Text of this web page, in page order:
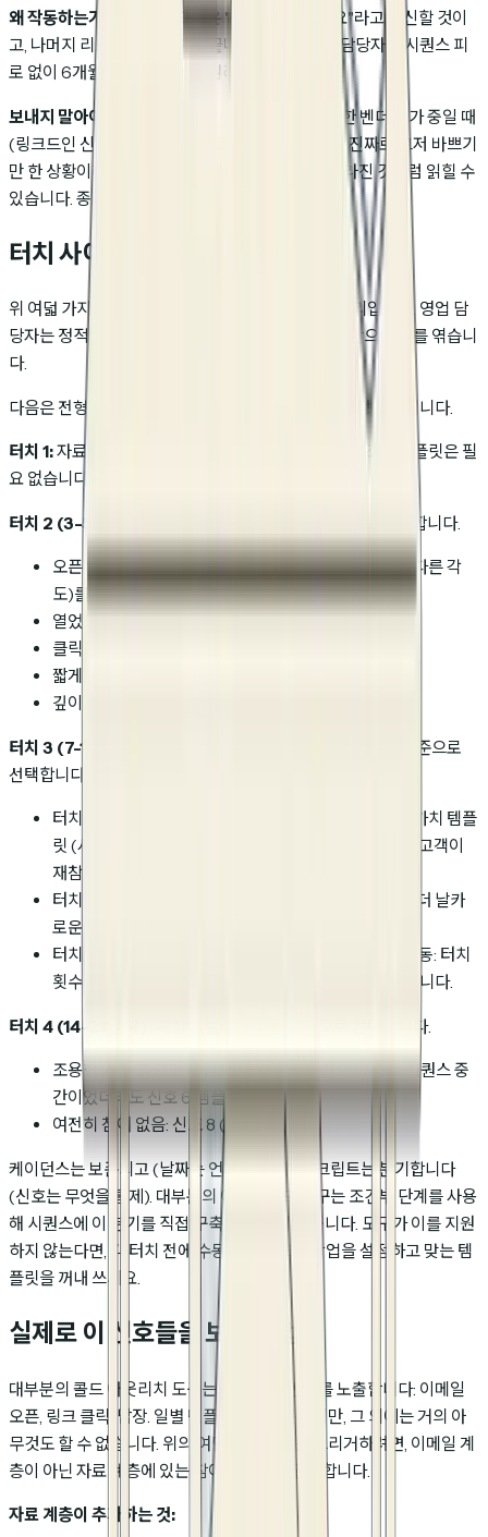
왜 작동하는가:
일부 잠재고객은 "잠깐, 가지 마세요"라고 회신할 것이
고, 나머지 리스트는 깔끔하게 끝나기 때문에 영업 담당자는 시퀀스 피
로 없이 6개월 후 다시 돌아올 권리를 얻습니다.
보내지 말아야 할 때:
잠재고객이 형제 제품의 활발한 벤더 평가 중일 때
(링크드인 신호나 트리거 이벤트 기준). 잠재고객이 진짜로 그저 바쁘기
만 한 상황이라면 "정리하겠습니다" 프레이밍은 토라진 것처럼 읽힐 수
있습니다. 종료를 두어 차례 더 미루세요.
터치 사이에서 템플릿을 엮는 방법
위 여덟 가지 템플릿은 시퀀스가 아닙니다. 라이브러리입니다. 영업 담
당자는 정적인 케이던스가 아니라 누적된 신호를 기반으로 이를 엮습니
다.
다음은 전형적인 4터치 아웃바운드 시퀀스의 의사결정 로직입니다.
터치 1:자료 링크가 있는 콜드 이메일. 표준 소개, 후속 조치 템플릿은 필
요 없습니다.
터치 2 (3-5일 차): 터치 1 이후에 일어난 일을 기준으로 선택합니다.
오픈 없음, 클릭 없음: 표준 터치 2 (패턴 인터럽트 또는 다른 각
도)를 보내고, 아직 신호 템플릿을 적용하지 않습니다.
열었으나 클릭 없음: 신호 1 템플릿.
클릭했으나 보지 않음: 신호 2 템플릿.
짧게 봤음: 신호 3 템플릿.
깊이 봤거나 재방문: 신호 4 템플릿 (5일 차보다 빠르게).
터치 3 (7-10일 차):
터치 1과 2 전반에 걸쳐 누적된 신호를 기준으로
선택합니다.
터치 1과 터치 2 모두 얕은 참여 (신호 1, 2 또는 3): 부가 가치 템플
릿 (사례 연구, 벤치마크, 산업 데이터)을 적용하고, 잠재고객이
재참여할 때까지 신호 4는 적용하지 않습니다.
터치 1이 깊은 참여 (신호 4)였고 터치 2에 답장이 없음: 더 날카
로운 요청과 함께 신호 4 프레이밍을 다시 보냅니다.
터치 1과 2 사이에 전달 또는 다중 이해관계자 신호가 발동: 터치
횟수와 무관하게 신호 5 또는 7 템플릿으로 곧장 넘어갑니다.
터치 4 (14-21일 차): 재참여 발생 여부를 기준으로 선택합니다.
조용한 기간 후 재방문 감지: 영업 담당자가 이미 종료 시퀀스 중
간이었더라도 신호 6 템플릿.
여전히 참여 없음: 신호 8 (종료).
케이던스는 보존되고 (날짜는 언제를 통제), 스크립트는 분기합니다
(신호는 무엇을 통제). 대부분의 아웃바운드 도구는 조건부 단계를 사용
해 시퀀스에 이 분기를 직접 구축할 수 있게 해줍니다. 도구가 이를 지원
하지 않는다면, 각 터치 전에 수동 "참여 체크" 작업을 설정하고 맞는 템
플릿을 꺼내 쓰세요.
실제로 이 신호들을 보는 방법
대부분의 콜드 아웃리치 도구는 세 가지 이벤트를 노출합니다: 이메일
오픈, 링크 클릭, 답장. 일별 템플릿에는 충분하지만, 그 외에는 거의 아
무것도 할 수 없습니다. 위의 여덟 가지 신호를 트리거하려면, 이메일 계
층이 아닌 자료 계층에 있는 참여 데이터가 필요합니다.
자료 계층이 추가하는 것: